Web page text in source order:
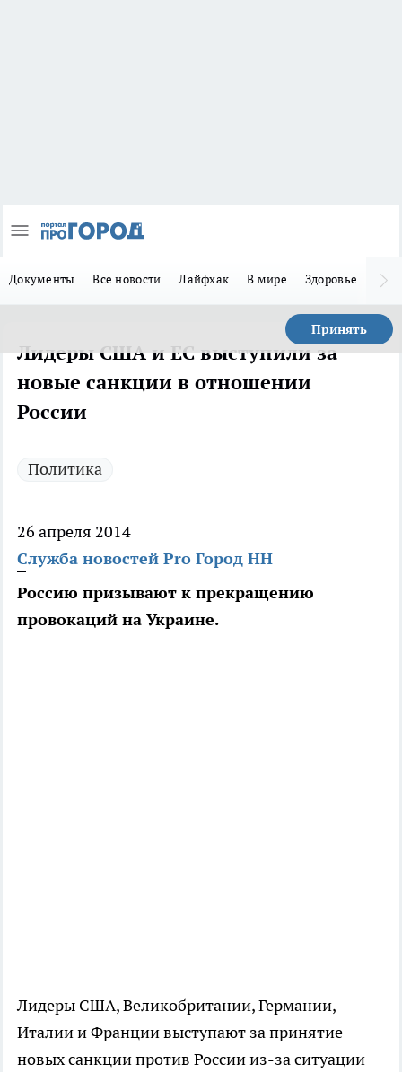
Документы Все новости Лайфхак В мире Здоровье
Принять
Лидеры США и ЕС выступили за
новые санкции в отношении
России
Политика
26 апреля 2014
Служба новостей Pro Город НН
Россию призывают к прекращению
провокаций на Украине.
Лидеры США, Великобритании, Германии,
Италии и Франции выступают за принятие
новых санкции против России из-за ситуации